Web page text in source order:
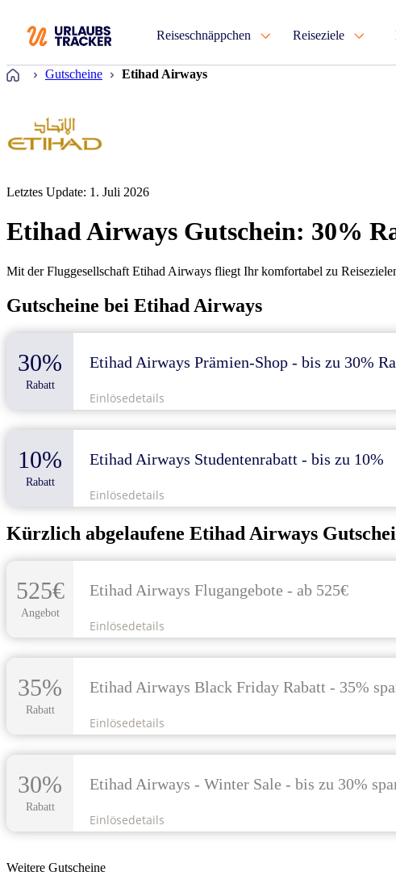
Reiseschnäppchen Reiseziele
Startseite
Gutscheine Etihad Airways
Letztes Update: 1. Juli 2026
Etihad Airways Gutschein: 30%
Mit der Fluggesellschaft Etihad Airways fliegt Ihr komfortabel zu
Gutscheine bei Etihad Airways
30%
Rabatt
Etihad Airways Prämien-Shop - bis zu 30%
Einlösedetails
10%
Rabatt
Etihad Airways Studentenrabatt - bis zu 10%
Einlösedetails
Kürzlich abgelaufene Etihad Airways
525€
Angebot
Etihad Airways Flugangebote - ab 525€
Einlösedetails
35%
Rabatt
Etihad Airways Black Friday Rabatt - 35%
Einlösedetails
30%
Rabatt
Etihad Airways - Winter Sale - bis zu 30%
Einlösedetails
Weitere Gutscheine